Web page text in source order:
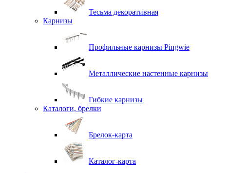
Тесьма декоративная
Карнизы
Профильные карнизы Pingwie
Металлические настенные карнизы
Гибкие карнизы
Каталоги, брелки
Брелок-карта
Каталог-карта